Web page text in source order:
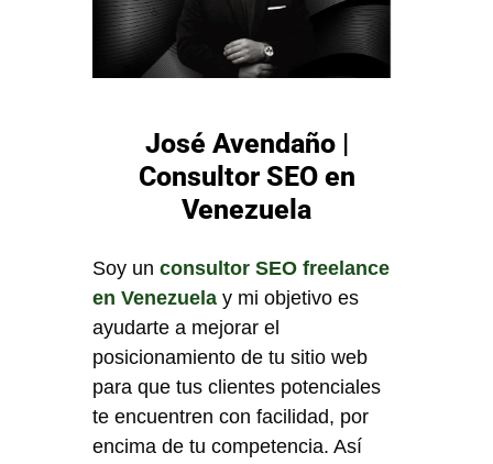
José Avendaño |
Consultor SEO en
Venezuela
Soy un consultor SEO freelance
en Venezuela y mi objetivo es
ayudarte a mejorar el
posicionamiento de tu sitio web
para que tus clientes potenciales
te encuentren con facilidad, por
encima de tu competencia. Así